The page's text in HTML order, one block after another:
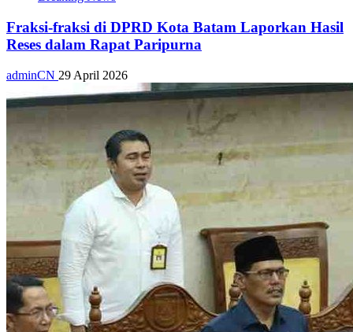
Fraksi-fraksi di DPRD Kota Batam Laporkan Hasil
Reses dalam Rapat Paripurna
adminCN 29 April 2026